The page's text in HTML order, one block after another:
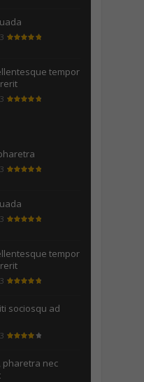
tempor
tempor
sociosqu ad
pharetra nec